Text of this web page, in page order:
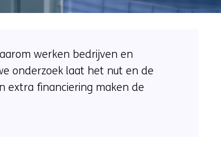
werken bedrijven en
onderzoek laat het nut en de
extra financiering maken de